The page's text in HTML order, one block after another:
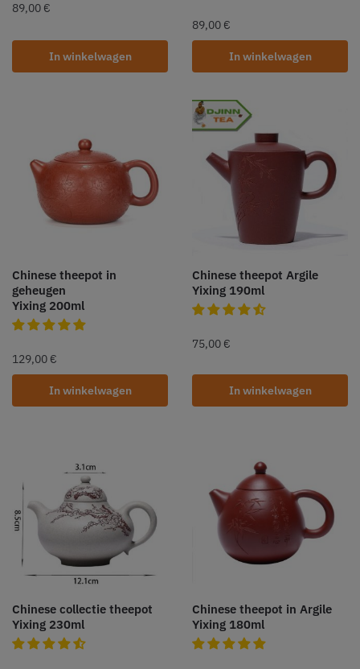
89,00 €
In winkelwagen
89,00 €
In winkelwagen
Chinese theepot in
geheugen
Yixing 200ml
129,00 €
In winkelwagen
Chinese theepot Argile
Yixing 190ml
75,00 €
In winkelwagen
Chinese collectie theepot
Yixing 230ml
Chinese theepot in Argile
Yixing 180ml